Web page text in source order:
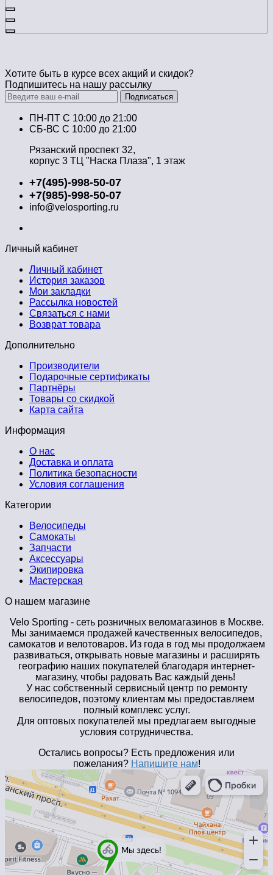
Хотите быть в курсе всех акций и скидок?
Подпишитесь на нашу рассылку
Подписаться
ПН-ПТ C 10:00 до 21:00
СБ-ВС С 10:00 до 21:00
Рязанский проспект 32,
корпус 3 ТЦ "Наска Плаза", 1 этаж
+7(495)-998-50-07
+7(985)-998-50-07
info@velosporting.ru
Личный кабинет
Личный кабинет
История заказов
Мои закладки
Рассылка новостей
Связаться с нами
Возврат товара
Дополнительно
Производители
Подарочные сертификаты
Партнёры
Товары со скидкой
Карта сайта
Информация
О нас
Доставка и оплата
Политика безопасности
Условия соглашения
Категории
Велосипеды
Самокаты
Запчасти
Аксессуары
Экипировка
Мастерская
О нашем магазине
Velo Sporting - сеть розничных веломагазинов в Москве.
Мы занимаемся продажей качественных велосипедов,
самокатов и велотоваров. Из года в год мы продолжаем
развиваться, открывать новые магазины и расширять
географию наших покупателей благодаря интернет-
магазину, чтобы радовать Вас каждый день!
У нас собственный сервисный центр по ремонту
велосипедов, поэтому клиентам мы предоставляем
полный комплекс услуг.
Для оптовых покупателей мы предлагаем выгодные
условия сотрудничества.
Остались вопросы? Есть предложения или
пожелания? Напишите нам!